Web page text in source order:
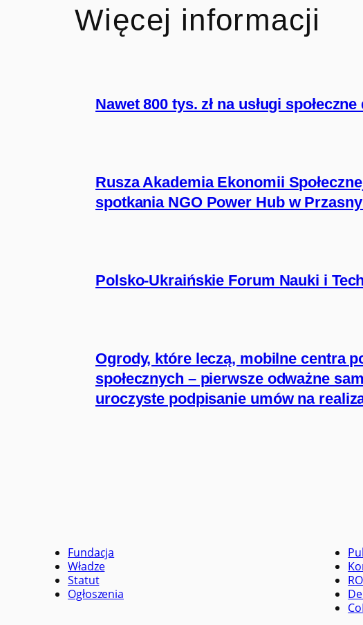
Więcej informacji
Nawet 800 tys. zł na usługi
Rusza Akademia Ekonomii
spotkania NGO Power Hub w
Polsko-Ukraińskie Forum Nauki i
Ogrody, które leczą, mobilne centra
społecznych – pierwsze odważne
uroczyste podpisanie umów na
Fundacja
Władze
Statut
Ogłoszenia